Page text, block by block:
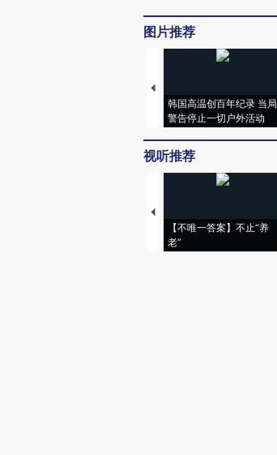
图片推荐
韩国高温创百年纪录 当局
警告停止一切户外活动
视听推荐
【不唯一答案】不止“养
老”